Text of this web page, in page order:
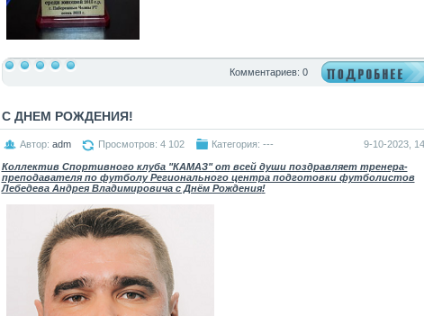
Комментариев: 0
С ДНЕМ РОЖДЕНИЯ!
Автор: adm Просмотров: 4 102 Категория: --- 9-10-2023,
Коллектив Спортивного клуба "КАМАЗ"отвсей души поздравляет тренера-
преподавателя по футболу Регионального центра подготовки футболистов
Лебедева Андрея Владимировича с Днём Рождения!